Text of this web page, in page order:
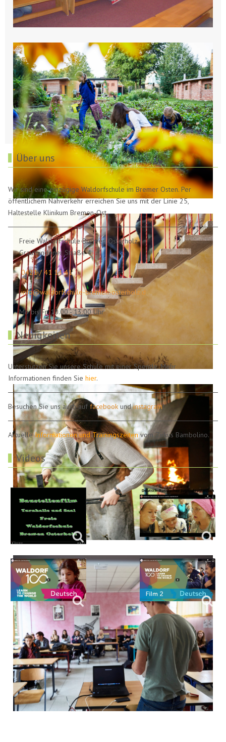
Über uns
Wir sind eine einzügige Waldorfschule im Bremer Osten. Per
öffentlichem Nahverkehr erreichen Sie uns mit der Linie 25,
Haltestelle Klinikum Bremen-Ost.
Freie Waldorfschule Bremen Osterholz
Graubündener Straße 4
0421 / 41 14 41
info@waldorfschule-bremen-osterholz.d
Mo bis Fr: 10.00 - 13.00 Uhr
Neuigkeiten
Unterstützen Sie unsere Schule mit einer Spende. Mehr
Informationen finden Siehier.
Besuchen Sie uns auch auffacebook undinstagram!
AktuelleInformationen und Trainingszeitenvom Zirkus Bambolino.
Videos